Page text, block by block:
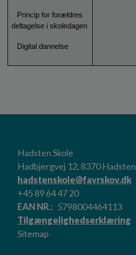
Princip for forældres
deltagelse i skoledagen
Digital dannelse
Hadsten Skole
Hadbjergvej 12, 8370 Hadsten
hadstenskole@favrskov.dk
+45 89 64 47 20
EAN NR.
5798004464113
Tilgængelighedserklæring
Sitemap